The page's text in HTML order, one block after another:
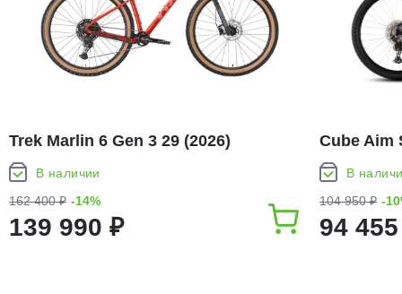
Trek Marlin 6 Gen 3 29 (2026)
В наличии
162 400 ₽ -14%
139 990 ₽
Cube Aim
В
104 950 ₽ -
94